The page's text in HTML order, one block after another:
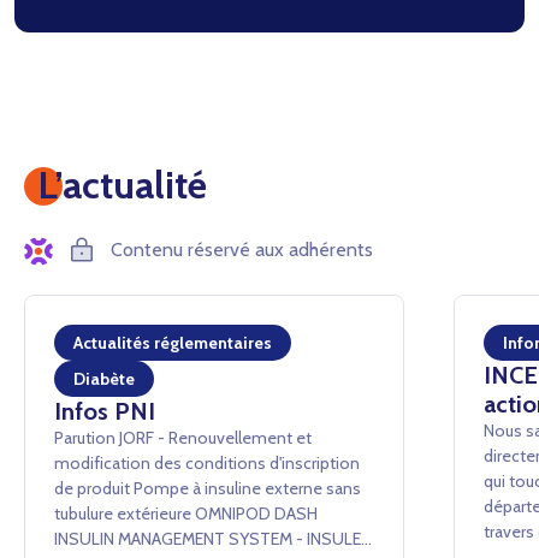
L’actualité
Contenu réservé aux adhérents
Actualités réglementaires
Diabète
Infos PNI
Parution JORF - Renouvellement et
modification des conditions d'inscription
de produit Pompe à insuline externe sans
tubulure extérieure OMNIPOD DASH
INSULIN MANAGEMENT SYSTEM - INSULET
Nous
qui